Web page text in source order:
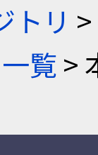
トリ >
覧>